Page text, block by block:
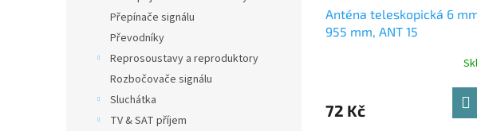
Přepínače signálu
Převodníky
Reprosoustavy a reproduktory
Rozbočovače signálu
Sluchátka
TV & SAT příjem
Anténa teleskopická 6
955 mm, ANT 15
72 Kč